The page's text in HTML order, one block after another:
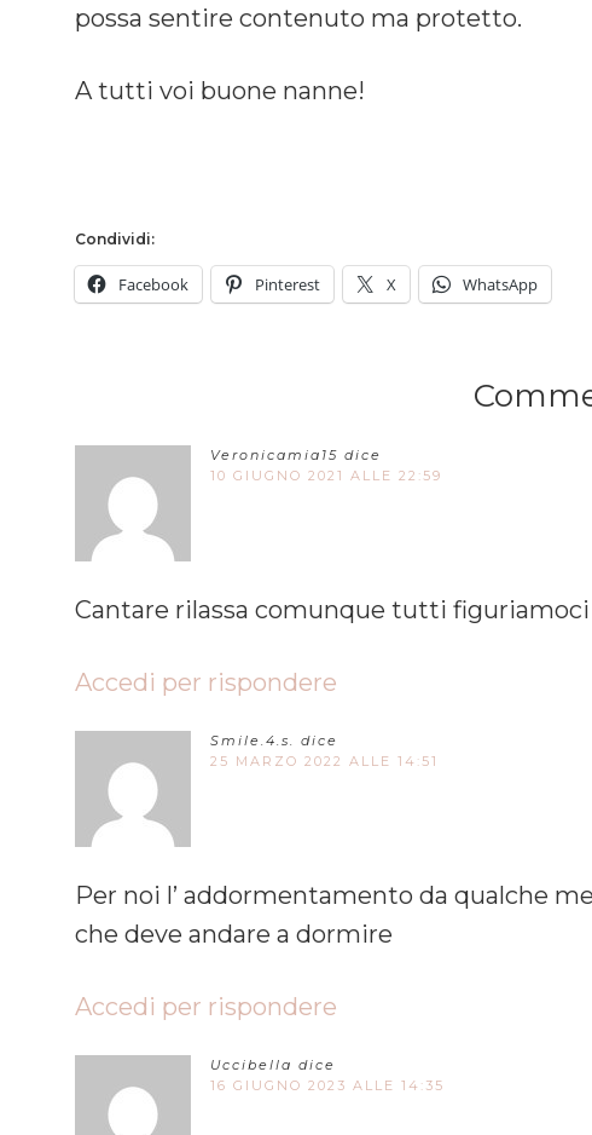
possa sentire contenuto ma protetto.
A tutti voi buone nanne!
Condividi:
Facebook Pinterest X WhatsApp
Veronicamia15 dice
10 GIUGNO 2021 ALLE 22:59
Cantare rilassa comunque tutti
Accedi per rispondere
Smile.4.s. dice
25 MARZO 2022 ALLE 14:51
Per noi l’ addormentamento da qualche
che deve andare a dormire
Accedi per rispondere
Uccibella dice
16 GIUGNO 2023 ALLE 14:35